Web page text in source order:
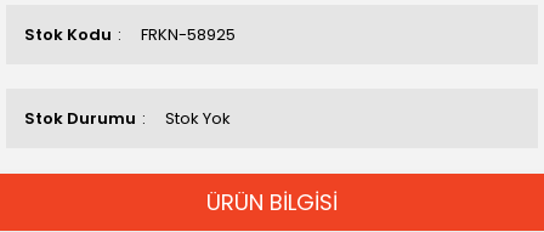
Stok Kodu FRKN-58925
Stok Durumu Stok Yok
ÜRÜN BİLGİSİ